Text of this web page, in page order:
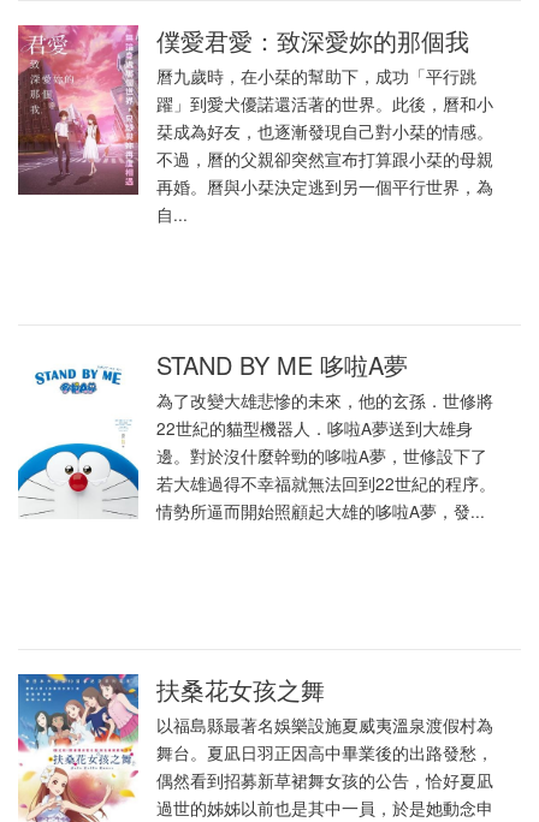
僕愛君愛：致深愛妳的那個我
曆九歲時，在小栞的幫助下，成功「平行跳
躍」到愛犬優諾還活著的世界。此後，曆和小
栞成為好友，也逐漸發現自己對小栞的情感。
不過，曆的父親卻突然宣布打算跟小栞的母親
再婚。曆與小栞決定逃到另一個平行世界，為
自...
STAND BY ME 哆啦A夢
為了改變大雄悲慘的未來，他的玄孫．世修將
22世紀的貓型機器人．哆啦A夢送到大雄身
邊。對於沒什麼幹勁的哆啦A夢，世修設下了
若大雄過得不幸福就無法回到22世紀的程序。
情勢所逼而開始照顧起大雄的哆啦A夢，發...
扶桑花女孩之舞
以福島縣最著名娛樂設施夏威夷溫泉渡假村為
舞台。夏凪日羽正因高中畢業後的出路發愁，
偶然看到招募新草裙舞女孩的公告，恰好夏凪
過世的姊姊以前也是其中一員，於是她動念申